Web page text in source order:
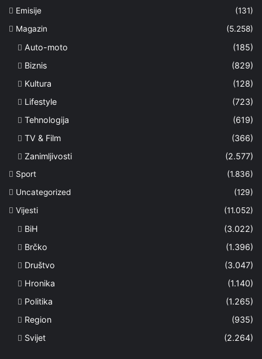
Emisije
(131)
Magazin
(5.258)
Auto-moto
(185)
Biznis
(829)
Kultura
(128)
Lifestyle
(723)
Tehnologija
(619)
TV & Film
(366)
Zanimljivosti
(2.577)
Sport
(1.836)
Uncategorized
(129)
Vijesti
(11.052)
BiH
(3.022)
Brčko
(1.396)
Društvo
(3.047)
Hronika
(1.140)
Politika
(1.265)
Region
(935)
Svijet
(2.264)